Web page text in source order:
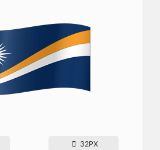
32PX